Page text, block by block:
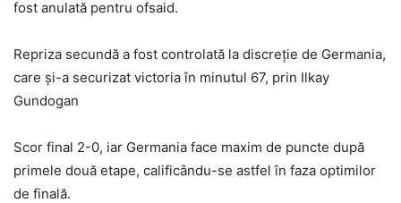
fost anulată pentru ofsaid.
Repriza secundă a fost controlată la discreție de Germania,
care și-a securizat victoria în minutul 67, prin Ilkay
Gundogan
Scor final 2-0, iar Germania face maxim de puncte după
primele două etape, calificându-se astfel în faza optimilor
de finală.